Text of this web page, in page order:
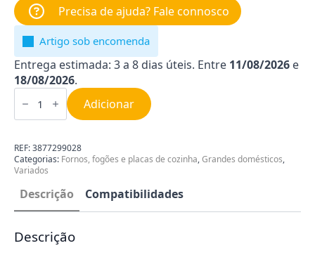
Precisa de ajuda? Fale connosco
Artigo sob encomenda
Entrega estimada: 3 a 8 dias úteis. Entre 11/08/2026 e
18/08/2026.
Quantidade
de
de
AEG
3877299028
Adicionar
REF:3877299028
Categorias: Fornos, fogões e placas de cozinha,Grandes domésticos,
Variados
Descrição Compatibilidades
Descrição